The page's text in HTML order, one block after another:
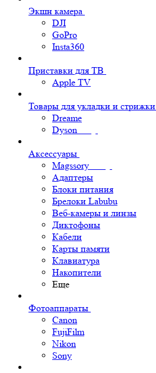
Экшн камера
DJI
GoPro
Insta360
Приставки для ТВ
Apple TV
Товары для укладки и стрижки
Dreame
Dyson
Аксессуары
Magssory
Адаптеры
Блоки питания
Брелоки Labubu
Веб-камеры и линзы
Диктофоны
Кабели
Карты памяти
Клавиатура
Накопители
Еще
Фотоаппараты
Canon
FujiFilm
Nikon
Sony